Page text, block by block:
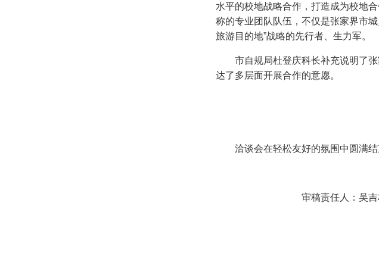
水平的校地战略合作，打造成为校地
称的专业团队队伍，不仅是张家界市
旅游目的地”战略的先行者、生力军。
市自规局杜登庆科长补充说明了
达了多层面开展合作的意愿。
图3 战略洽谈
洽谈会在轻松友好的氛围中圆满
审稿责任人：吴